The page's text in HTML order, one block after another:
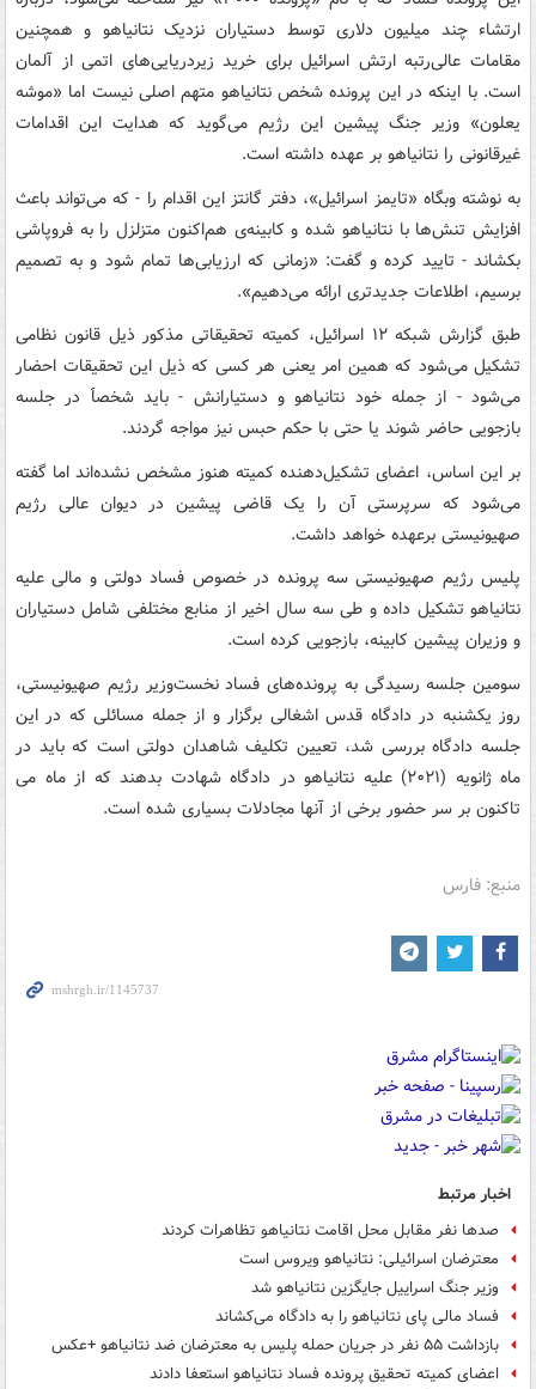
ارتشاء چند میلیون دلاری توسط دستیاران نزدیک نتانیاهو و همچنین
مقامات عالی‌رتبه ارتش اسرائیل برای خرید زیردریایی‌های اتمی از آلمان
است. با اینکه در این پرونده شخص نتانیاهو متهم اصلی نیست اما «موشه
یعلون» وزیر جنگ پیشین این رژیم می‌گوید که هدایت این اقدامات
غیرقانونی را نتانیاهو بر عهده داشته است.
به نوشته وبگاه «تایمز اسرائیل»، دفتر گانتز این اقدام را - که می‌تواند باعث
افزایش تنش‌ها با نتانیاهو شده و کابینه‌ی هم‌اکنون متزلزل را به فروپاشی
بکشاند - تایید کرده و گفت: «زمانی که ارزیابی‌ها تمام شود و به تصمیم
برسیم، اطلاعات جدیدتری ارائه می‌دهیم».
طبق گزارش شبکه ۱۲ اسرائیل، کمیته تحقیقاتی مذکور ذیل قانون نظامی
تشکیل می‌شود که همین امر یعنی هر کسی که ذیل این تحقیقات احضار
می‌شود - از جمله خود نتانیاهو و دستیارانش - باید شخصاََ در جلسه
بازجویی حاضر شوند یا حتی با حکم حبس نیز مواجه گردند.
بر این اساس، اعضای تشکیل‌دهنده کمیته هنوز مشخص نشده‌اند اما گفته
می‌شود که سرپرستی آن را یک قاضی پیشین در دیوان عالی رژیم
صهیونیستی برعهده خواهد داشت.
پلیس رژیم صهیونیستی سه پرونده در خصوص فساد دولتی و مالی علیه
نتانیاهو تشکیل داده و طی سه سال اخیر از منابع مختلفی شامل دستیاران
و وزیران پیشین کابینه، بازجویی کرده است.
سومین جلسه رسیدگی به پرونده‌های فساد نخست‌وزیر رژیم صهیونیستی،
روز یکشنبه در دادگاه قدس اشغالی برگزار و از جمله مسائلی که در این
جلسه دادگاه بررسی شد، تعیین تکلیف شاهدان دولتی است که باید در
ماه ژانویه (۲۰۲۱) علیه نتانیاهو در دادگاه شهادت بدهند که از ماه می
تاکنون بر سر حضور برخی از آنها مجادلات بسیاری شده است.
منبع: فارس
اخبار مرتبط
صدها نفر مقابل محل اقامت نتانیاهو تظاهرات کردند
معترضان اسرائیلی: نتانیاهو ویروس است
وزیر جنگ اسراییل جایگزین نتانیاهو شد
فساد مالی پای نتانیاهو را به دادگاه می‌کشاند
بازداشت ۵۵ نفر در جریان حمله پلیس به معترضان ضد نتانیاهو +عکس
اعضای کمیته تحقیق پرونده فساد نتانیاهو استعفا دادند